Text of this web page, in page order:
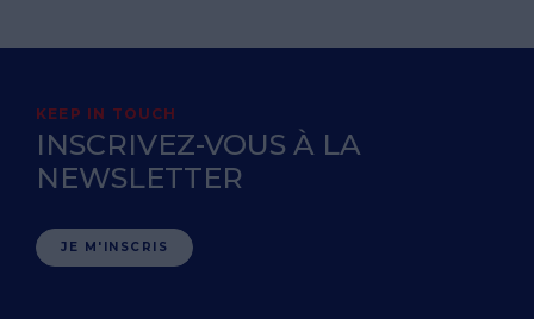
KEEP IN TOUCH
INSCRIVEZ-VOUS À LA
NEWSLETTER
JE M'INSCRIS